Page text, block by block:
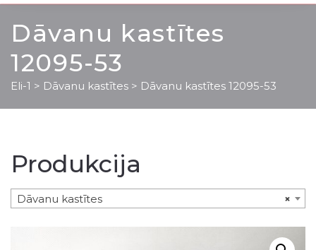
Dāvanu kastītes
12095-53
Eli-1 > Dāvanu kastītes > Dāvanu kastītes 12095-53
Produkcija
×
Dāvanu kastītes